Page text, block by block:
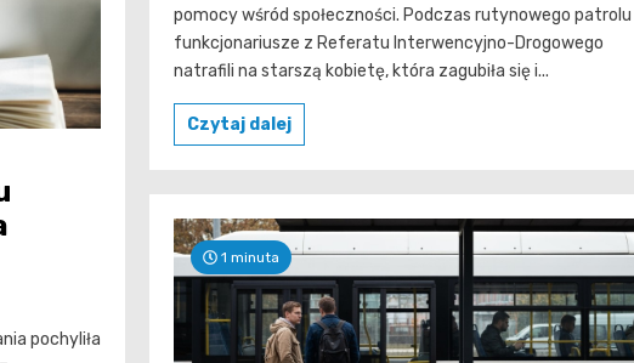
pochyliła
pomocy wśród społeczności. Podczas rutynowego patrolu
funkcjonariusze z Referatu Interwencyjno-Drogowego
natrafili na starszą kobietę, która zagubiła się i...
Czytaj dalej
1 minuta